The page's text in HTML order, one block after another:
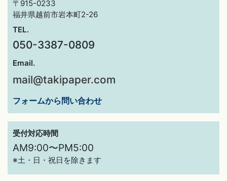
〒915-0233
福井県越前市岩本町2-26
TEL.
050-3387-0809
Email.
mail@takipaper.com
フォームから問い合わせ
受付対応時間
AM9:00〜PM5:00
※土・日・祝日を除きます